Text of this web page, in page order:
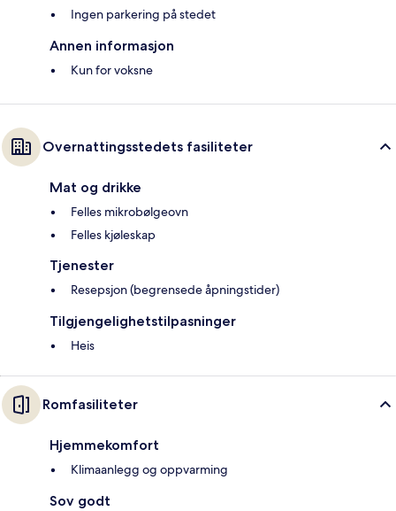
Ingen parkering på stedet
Annen informasjon
Kun for voksne
Overnattingsstedets fasiliteter
Mat og drikke
Felles mikrobølgeovn
Felles kjøleskap
Tjenester
Resepsjon (begrensede åpningstider)
Tilgjengelighetstilpasninger
Heis
Romfasiliteter
Hjemmekomfort
Klimaanlegg og oppvarming
Sov godt